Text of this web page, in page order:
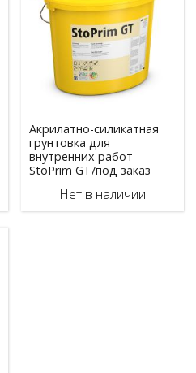
Акрилатно-силикатная
грунтовка для
внутренних работ
StoPrim GT/под заказ
Нет в наличии